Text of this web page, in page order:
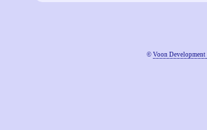
© Voon Development